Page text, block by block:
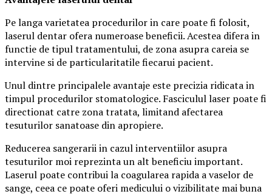
Pe langa varietatea procedurilor in care poate fi folosit,
laserul dentar ofera numeroase beneficii. Acestea difera in
functie de tipul tratamentului, de zona asupra careia se
intervine si de particularitatile fiecarui pacient.
Unul dintre principalele avantaje este precizia ridicata in
timpul procedurilor stomatologice. Fasciculul laser poate fi
directionat catre zona tratata, limitand afectarea
tesuturilor sanatoase din apropiere.
Reducerea sangerarii in cazul interventiilor asupra
tesuturilor moi reprezinta un alt beneficiu important.
Laserul poate contribui la coagularea rapida a vaselor de
sange, ceea ce poate oferi medicului o vizibilitate mai buna